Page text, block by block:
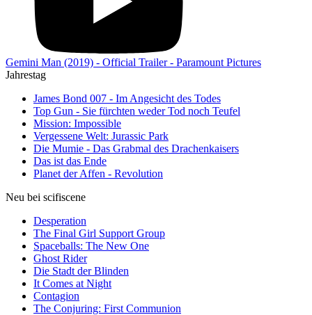
Gemini Man (2019) - Official Trailer - Paramount Pictures
Jahrestag
James Bond 007 - Im Angesicht des Todes
Top Gun - Sie fürchten weder Tod noch Teufel
Mission: Impossible
Vergessene Welt: Jurassic Park
Die Mumie - Das Grabmal des Drachenkaisers
Das ist das Ende
Planet der Affen - Revolution
Neu bei scifiscene
Desperation
The Final Girl Support Group
Spaceballs: The New One
Ghost Rider
Die Stadt der Blinden
It Comes at Night
Contagion
The Conjuring: First Communion